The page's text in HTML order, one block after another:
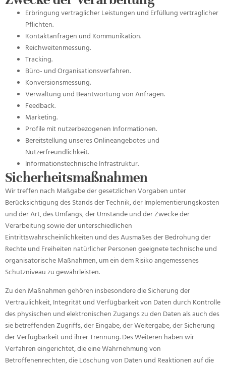
Erbringung vertraglicher Leistungen und Erfüllung vertraglicher
Pflichten.
Kontaktanfragen und Kommunikation.
Reichweitenmessung.
Tracking.
Büro- und Organisationsverfahren.
Konversionsmessung.
Verwaltung und Beantwortung von Anfragen.
Feedback.
Marketing.
Profile mit nutzerbezogenen Informationen.
Bereitstellung unseres Onlineangebotes und
Nutzerfreundlichkeit.
Informationstechnische Infrastruktur.
Sicherheitsmaßnahmen
Wir treffen nach Maßgabe der gesetzlichen Vorgaben unter
Berücksichtigung des Stands der Technik, der Implementierungskosten
und der Art, des Umfangs, der Umstände und der Zwecke der
Verarbeitung sowie der unterschiedlichen
Eintrittswahrscheinlichkeiten und des Ausmaßes der Bedrohung der
Rechte und Freiheiten natürlicher Personen geeignete technische und
organisatorische Maßnahmen, um ein dem Risiko angemessenes
Schutzniveau zu gewährleisten.
Zu den Maßnahmen gehören insbesondere die Sicherung der
Vertraulichkeit, Integrität und Verfügbarkeit von Daten durch Kontrolle
des physischen und elektronischen Zugangs zu den Daten als auch des
sie betreffenden Zugriffs, der Eingabe, der Weitergabe, der Sicherung
der Verfügbarkeit und ihrer Trennung. Des Weiteren haben wir
Verfahren eingerichtet, die eine Wahrnehmung von
Betroffenenrechten, die Löschung von Daten und Reaktionen auf die